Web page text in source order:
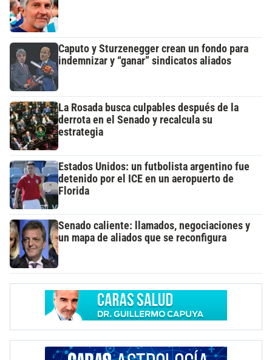
Caputo y Sturzenegger crean un fondo para
indemnizar y “ganar” sindicatos aliados
La Rosada busca culpables después de la
derrota en el Senado y recalcula su
estrategia
Estados Unidos: un futbolista argentino fue
detenido por el ICE en un aeropuerto de
Florida
Senado caliente: llamados, negociaciones y
un mapa de aliados que se reconfigura